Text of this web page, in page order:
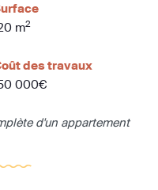
m2
des travaux
000€
d'un appartement